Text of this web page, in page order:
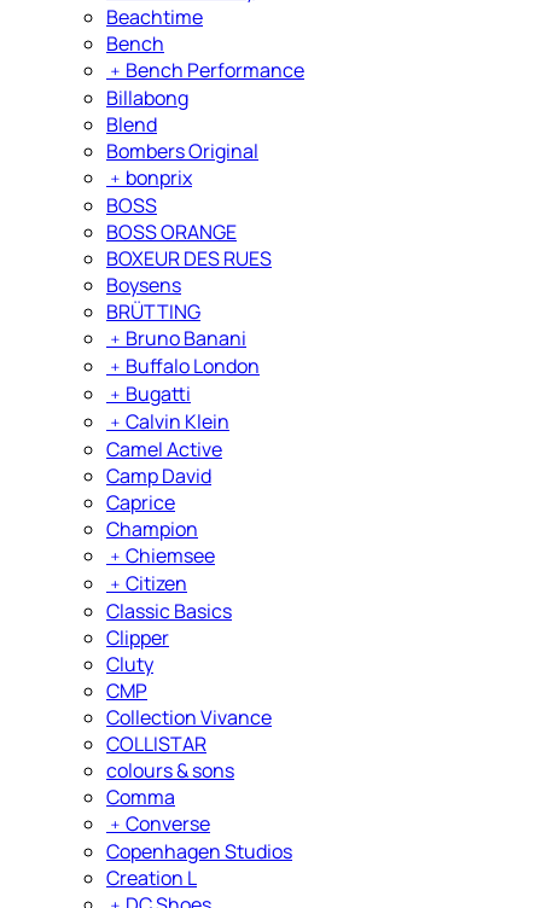
Beachtime
Bench
﹢ Bench Performance
Billabong
Blend
Bombers Original
﹢ bonprix
BOSS
BOSS ORANGE
BOXEUR DES RUES
Boysens
BRÜTTING
﹢ Bruno Banani
﹢ Buffalo London
﹢ Bugatti
﹢ Calvin Klein
Camel Active
Camp David
Caprice
Champion
﹢ Chiemsee
﹢ Citizen
Classic Basics
Clipper
Cluty
CMP
Collection Vivance
COLLISTAR
colours & sons
Comma
﹢ Converse
Copenhagen Studios
Creation L